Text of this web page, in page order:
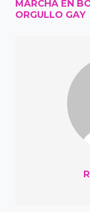
MARCHA EN
ORGULLO GAY